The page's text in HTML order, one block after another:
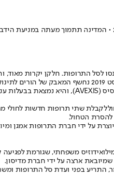
לסל התרופות. חלקן יקרות מאוד,
להסרת הטחול.
משפחתי, שגורמת
בתל השומר, התריע בפני ועדת סל